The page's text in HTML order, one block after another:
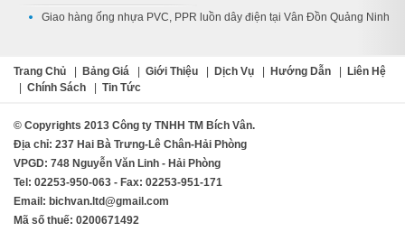
Giao hàng ống nhựa PVC, PPR luồn dây điện tại Vân Đồn Quảng Ninh
Trang Chủ Bảng Giá Giới Thiệu Dịch Vụ Hướng Dẫn
Liên Hệ
Chính Sách Tin Tức
© Copyrights 2013 Công ty TNHH TM Bích Vân.
Địa chỉ: 237 Hai Bà Trưng-Lê Chân-Hải Phòng
VPGD: 748 Nguyễn Văn Linh - Hải Phòng
Tel: 02253-950-063 - Fax: 02253-951-171
Email: bichvan.ltd@gmail.com
Mã số thuế: 0200671492